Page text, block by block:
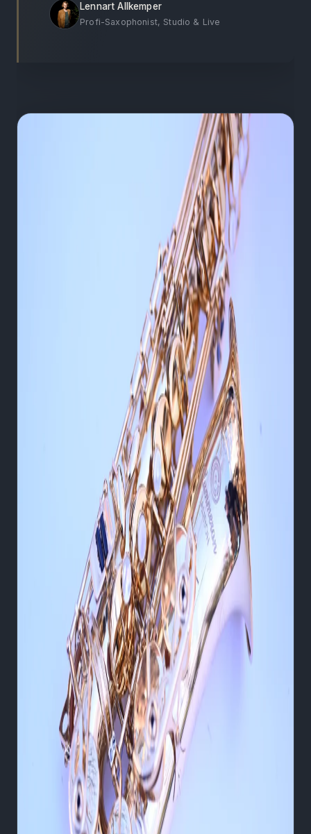
Lennart Allkemper
Profi-Saxophonist, Studio & Live